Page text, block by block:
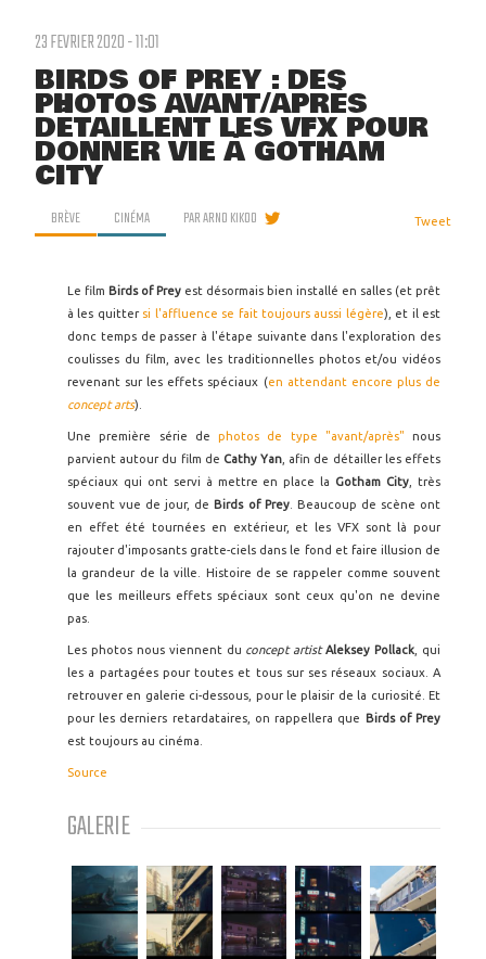
23 FEVRIER 2020 - 11:01
BIRDS OF PREY : DES
PHOTOS AVANT/APRÈS
DÉTAILLENT LES VFX POUR
DONNER VIE À GOTHAM
CITY
BRÈVE CINÉMA PARARNO KIKOO Tweet
Le film Birds of Prey est désormais bien installé en salles (et prêt
à les quitter si l'affluence se fait toujours aussi légère), et il est
donc temps de passer à l'étape suivante dans l'exploration des
coulisses du film, avec les traditionnelles photos et/ou vidéos
revenant sur les effets spéciaux (en attendant encore plus de
concept arts).
Une première série de photos de type "avant/après" nous
parvient autour du film de Cathy Yan , afin de détailler les effets
spéciaux qui ont servi à mettre en place la Gotham City , très
souvent vue de jour, de Birds of Prey. Beaucoup de scène ont
en effet été tournées en extérieur, et les VFX sont là pour
rajouter d'imposants gratte-ciels dans le fond et faire illusion de
la grandeur de la ville. Histoire de se rappeler comme souvent
que les meilleurs effets spéciaux sont ceux qu'on ne devine
pas.
Les photos nous viennent du concept artistAleksey Pollack , qui
les a partagées pour toutes et tous sur ses réseaux sociaux. A
retrouver en galerie ci-dessous, pour le plaisir de la curiosité. Et
pour les derniers retardataires, on rappellera que Birds of Prey
est toujours au cinéma.
Source
GALERIE